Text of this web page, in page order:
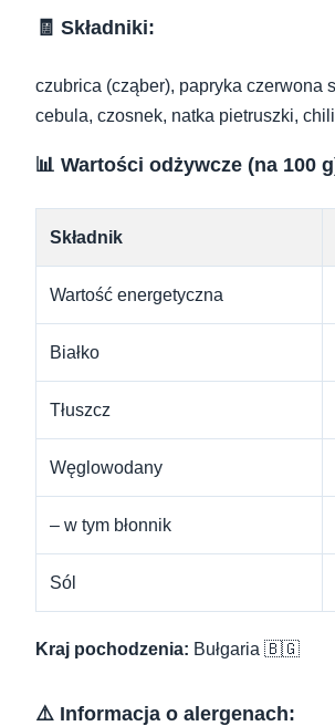
🧾 Składniki:
czubrica (cząber), papryka czerwona
cebula, czosnek, natka pietruszki, chili
📊 Wartości odżywcze (na 100
Składnik
Wartość energetyczna
Białko
Tłuszcz
Węglowodany
– w tym błonnik
Sól
Kraj pochodzenia: Bułgaria 🇧🇬
⚠️ Informacja o alergenach: